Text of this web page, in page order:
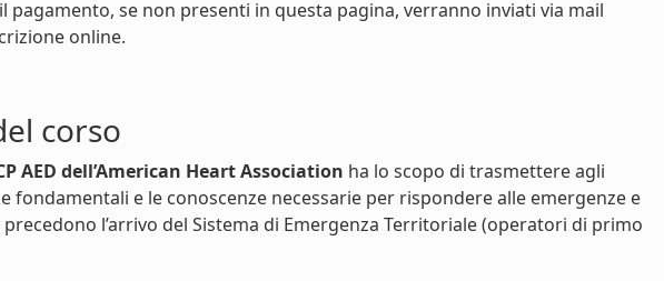
pagamento, se non presenti in questa pagina, verranno inviati via mail
online.
corso
AED dell’American Heart Association ha lo scopo di trasmettere agli
fondamentali e le conoscenze necessarie per rispondere alle emergenze e
l’arrivo del Sistema di Emergenza Territoriale (operatori di primo